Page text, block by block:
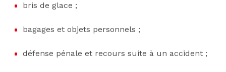
bris de glace ;
bagages et objets personnels ;
défense pénale et recours suite à un accident ;